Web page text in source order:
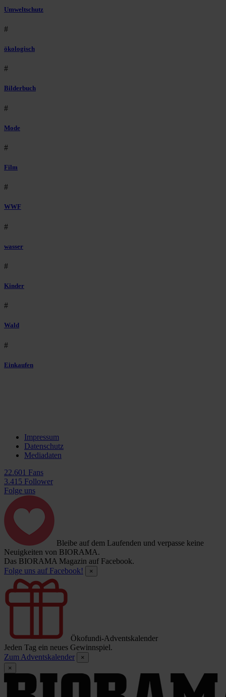
Umweltschutz
#
ökologisch
#
Bilderbuch
#
Mode
#
Film
#
WWF
#
wasser
#
Kinder
#
Wald
#
Einkaufen
Impressum
Datenschutz
Mediadaten
22.601 Fans
3.415 Follower
Folge uns
Bleibe auf dem Laufenden und verpasse keine
Neuigkeiten von BIORAMA.
Das BIORAMA Magazin auf Facebook.
Folge uns auf Facebook!
×
Ökofundi-Adventskalender
Jeden Tag ein neues Gewinnspiel.
Zum Adventskalender
×
×